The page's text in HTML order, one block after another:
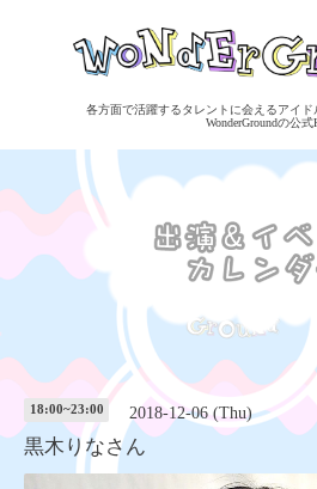
各方面で活躍するタレントに会えるアイ
WonderGroundの公式
18:00~23:00 2018-12-06 (Thu)
黒木りなさん